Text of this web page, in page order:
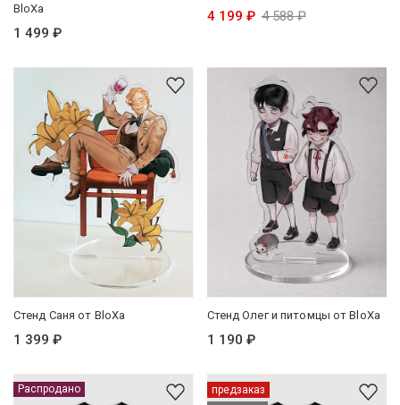
BloXa
1 499 ₽
4 199 ₽ 4 588 ₽
Стенд Саня от BloXa
1 399 ₽
Стенд Олег и питомцы от BloXa
1 190 ₽
Распродано предзаказ